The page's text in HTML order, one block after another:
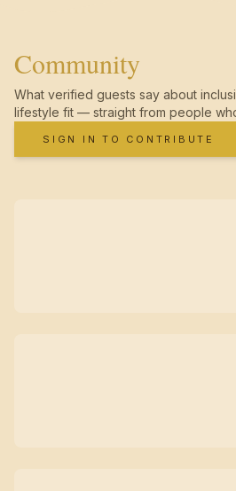
Community
What verified guests say about
lifestyle fit — straight from people
SIGN IN TO CONTRIBUTE